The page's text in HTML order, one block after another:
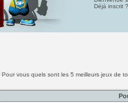
Déjà inscrit
Pour vous quels sont les 5 meilleurs jeux de